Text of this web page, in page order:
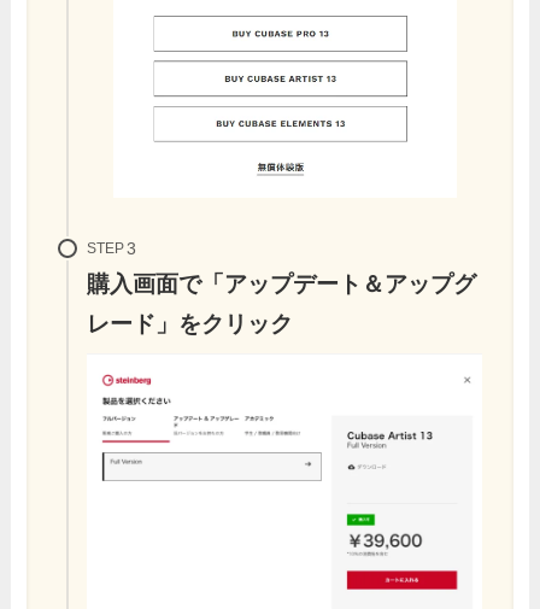
STEP
購入画面で「アップデート＆アップグ
レード」をクリック